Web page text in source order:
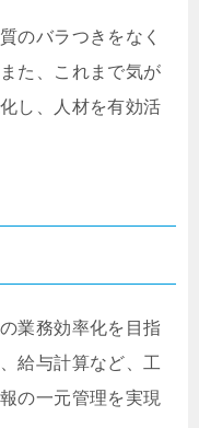
のバラつきをなく
た、これまで気が
し、人材を有効活
業務効率化を目指
給与計算など、工
の一元管理を実現